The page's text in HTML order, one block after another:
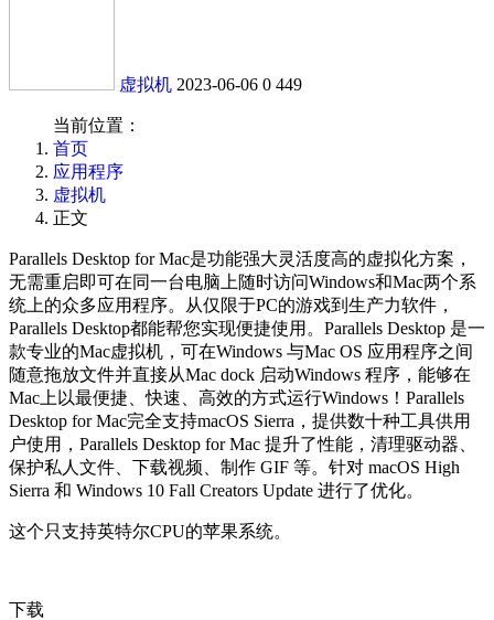
虚拟机 2023-06-06 0 449
当前位置：
首页
应用程序
虚拟机
正文
Parallels Desktop for Mac是功能强大灵活度高的虚拟化方案，
无需重启即可在同一台电脑上随时访问Windows和Mac两个系
统上的众多应用程序。从仅限于PC的游戏到生产力软件，
Parallels Desktop都能帮您实现便捷使用。Parallels Desktop 是一
款专业的Mac虚拟机，可在Windows 与Mac OS 应用程序之间
随意拖放文件并直接从Mac dock 启动Windows 程序，能够在
Mac上以最便捷、快速、高效的方式运行Windows！Parallels
Desktop for Mac完全支持macOS Sierra，提供数十种工具供用
户使用，Parallels Desktop for Mac 提升了性能，清理驱动器、
保护私人文件、下载视频、制作 GIF 等。针对 macOS High
Sierra 和 Windows 10 Fall Creators Update 进行了优化。
这个只支持英特尔CPU的苹果系统。
下载